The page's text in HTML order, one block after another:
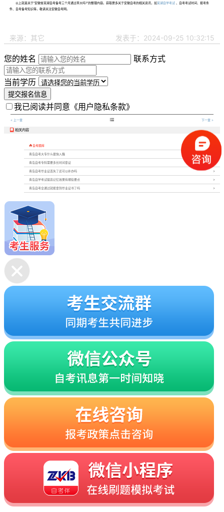
以上就是关于“安徽省芜湖自考备考三个月通过率大吗?”的整理内容。获取更多关于安徽自考的相关资讯，如芜湖自学考试、自考考试时间、报考条
件、自考备考知识等，敬请关注安徽自考网。
来源：其它 发表于：2024-09-25 10:32:15
您的姓名 联系方式
当前学历
提交报名信息
我已阅读并同意 《用户隐私条款》
< 上一章  下一章 >
 相关内容
 自考题库
青岛自考大专什么最快入籍
青岛自考专科需要多长时间拿证
青岛自考毕业证丢失了还可以补办吗
青岛自学考试提高记忆效果有哪些要点
青岛自考全通过就能拿到毕业证书了吗